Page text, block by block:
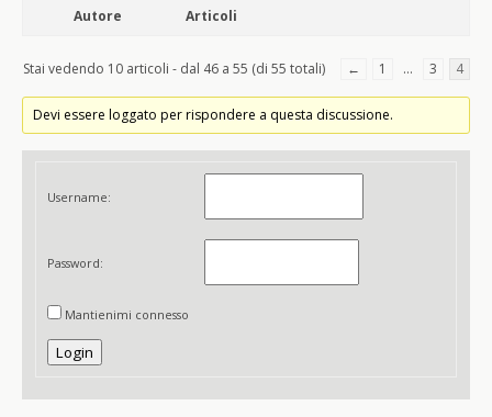
Autore Articoli
Stai vedendo 10 articoli - dal 46 a 55 (di 55 totali) ← 1 … 3 4
Devi essere loggato per rispondere a questa discussione.
Username:
Password:
Mantienimi connesso
Login